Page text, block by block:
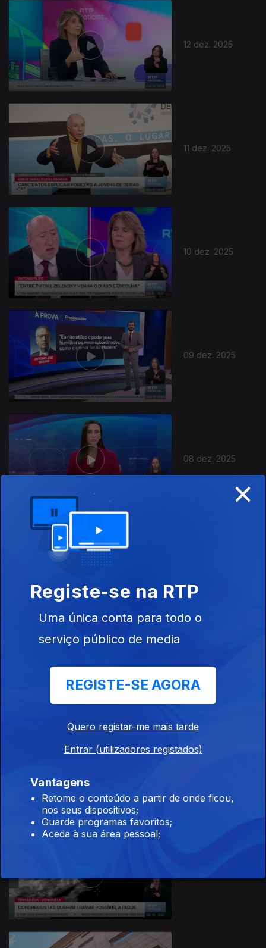
12 dez. 2025
11 dez. 2025
10 dez. 2025
09 dez. 2025
08 dez. 2025
894735
06 dez. 2025
×
Registe-se na RTP
Uma única conta para todo o
serviço público de media
REGISTE-SE AGORA
Quero registar-me mais tarde
Entrar (utilizadores registados)
Vantagens
Retome o conteúdo a partir de onde ficou,
nos seus dispositivos;
Guarde programas favoritos;
Aceda à sua área pessoal;